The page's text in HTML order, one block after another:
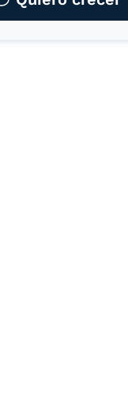
de mensajería